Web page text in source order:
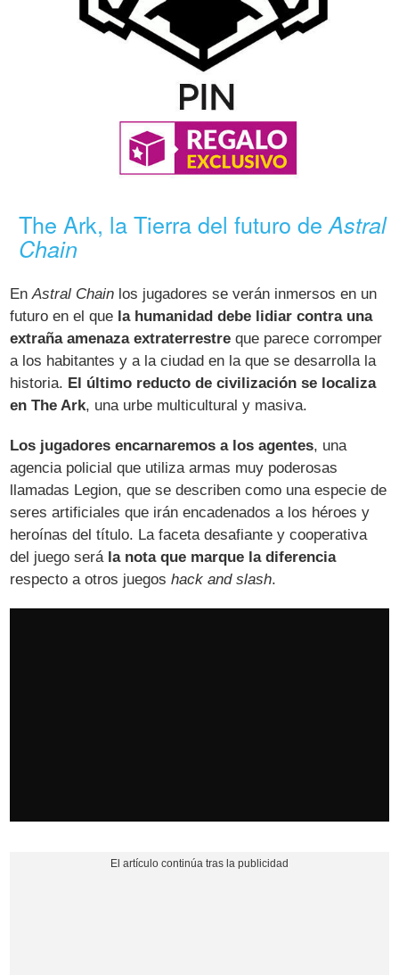
The Ark, la Tierra del futuro deAstral
Chain
EnAstral Chain los jugadores se verán inmersos en un
futuro en el que la humanidad debe lidiar contra una
extraña amenaza extraterrestre que parece corromper
a los habitantes y a la ciudad en la que se desarrolla la
historia. El último reducto de civilización se localiza
en The Ark, una urbe multicultural y masiva.
Los jugadores encarnaremos a los agentes, una
agencia policial que utiliza armas muy poderosas
llamadas Legion, que se describen como una especie de
seres artificiales que irán encadenados a los héroes y
heroínas del título. La faceta desafiante y cooperativa
del juego será la nota que marque la diferencia
respecto a otros juegoshack and slash.